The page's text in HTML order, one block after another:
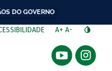
DO GOVERNO
A+ A-